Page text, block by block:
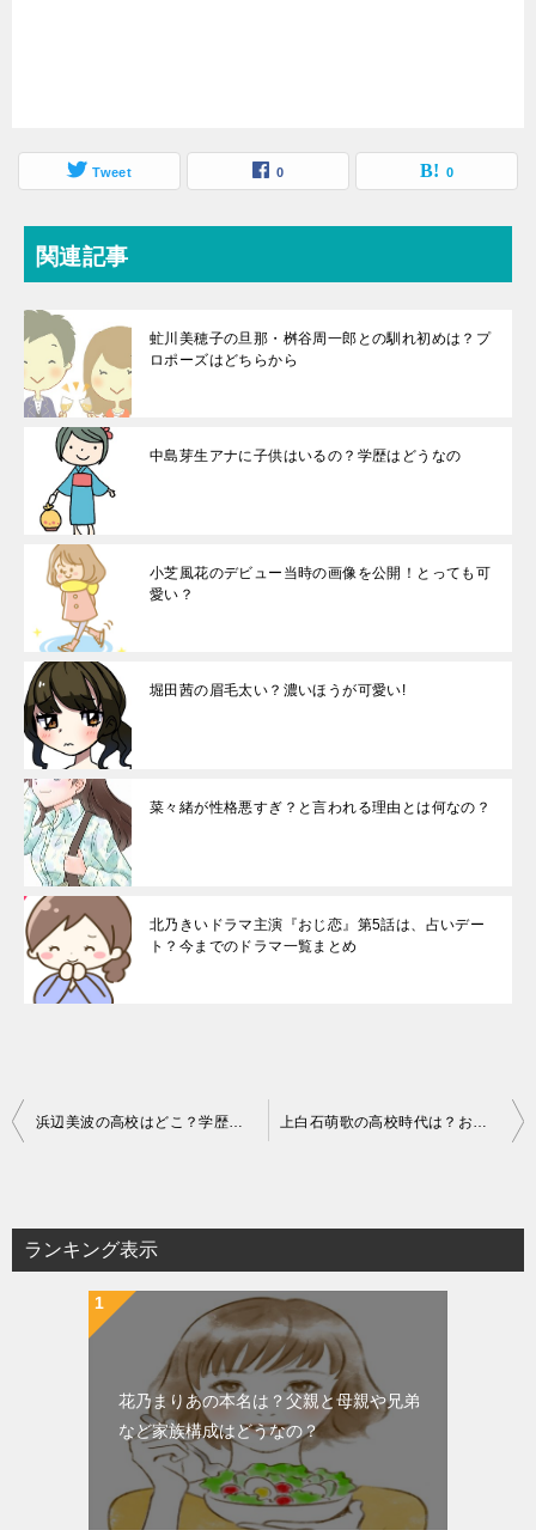
Tweet 0 0
関連記事
虻川美穂子の旦那・桝谷周一郎との馴れ初めは？プ
ロポーズはどちらから
中島芽生アナに子供はいるの？学歴はどうなの
小芝風花のデビュー当時の画像を公開！とっても可
愛い？
堀田茜の眉毛太い？濃いほうが可愛い!
菜々緒が性格悪すぎ？と言われる理由とは何なの？
北乃きいドラマ主演『おじ恋』第5話は、占いデー
ト？今までのドラマ一覧まとめ
投
ビ
ゲ
ランキング表示
花乃まりあの本名は？父親と母親や兄弟
など家族構成はどうなの？